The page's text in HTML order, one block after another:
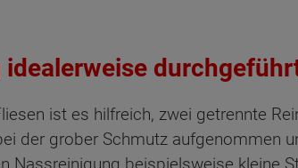
ist es hilfreich, zwei getrennte
der grober Schmutz aufgenommen